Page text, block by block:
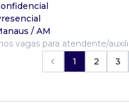
/ AM
vagas para atendente/
ser (a) ter disponibilidade de
1 2 3